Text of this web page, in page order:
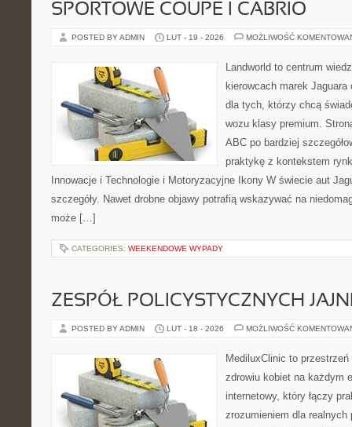
SPORTOWE COUPE I CABRIO
POSTED BY ADMIN LUT - 19 - 2026 MOŻLIWOŚĆ
Landworld to centrum
kierowcach marek
dla tych, którzy chcą
wozu klasy premium.
ABC po bardziej
praktykę z kontekstem
Innowacje i Technologie i Motoryzacyjne Ikony W świecie aut
szczegóły. Nawet drobne objawy potrafią wskazywać na
może […]
CATEGORIES: WEEKENDOWE WYPADY
ZESPÓŁ POLICYSTYCZNYCH
POSTED BY ADMIN LUT - 18 - 2026 MOŻLIWOŚĆ
MediluxClinic to
zdrowiu kobiet na każdym
internetowy, który łączy
zrozumieniem dla